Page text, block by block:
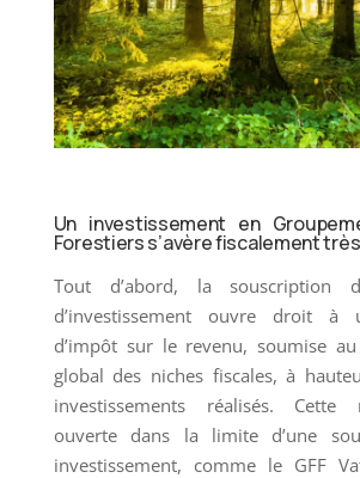
Un investissement en
Forestiers s’avère fiscalement
Tout d’abord, la souscription
d’investissement ouvre droit à
d’impôt sur le revenu, soumise
global des niches fiscales, à
investissements réalisés. Cette
ouverte dans la limite d’une
investissement, comme le GFF